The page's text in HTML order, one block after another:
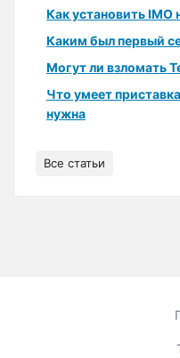
Как установить
Каким был первый
Могут ли взломать
Что умеет
нужна
Все статьи